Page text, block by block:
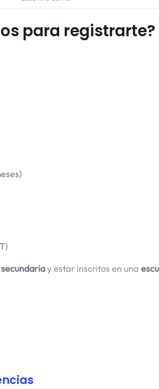
para registrarte?
y estar inscritos en una